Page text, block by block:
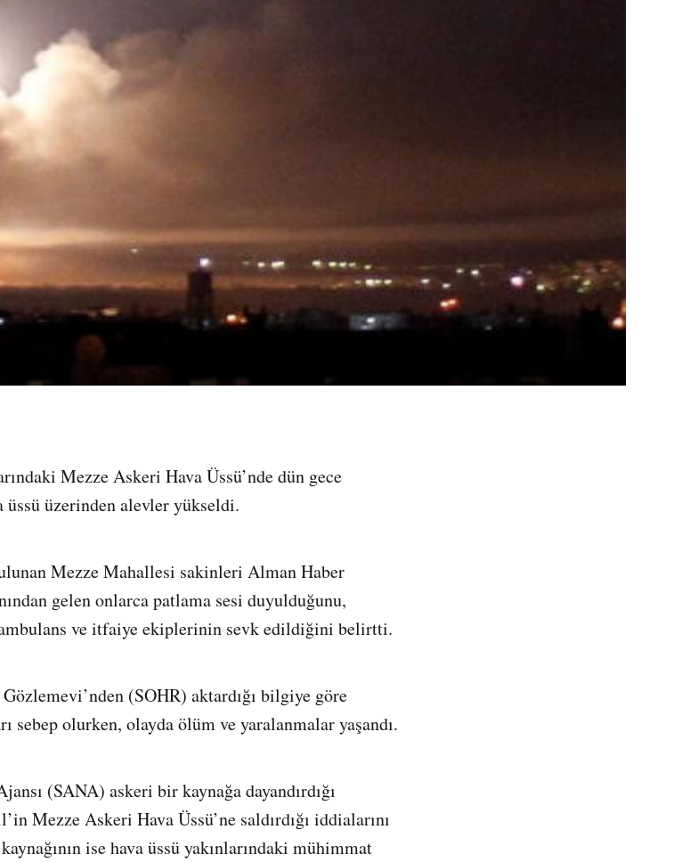
Mezze Askeri Hava Üssü’nde dün gece
üzerinden alevler yükseldi.
Mezze Mahallesi sakinleri Alman Haber
gelen onlarca patlama sesi duyulduğunu,
ve itfaiye ekiplerinin sevk edildiğini belirtti.
(SOHR) aktardığı bilgiye göre
sebep olurken, olayda ölüm ve yaralanmalar yaşandı.
(SANA) askeri bir kaynağa dayandırdığı
Mezze Askeri Hava Üssü’ne saldırdığı iddialarını
ise hava üssü yakınlarındaki mühimmat